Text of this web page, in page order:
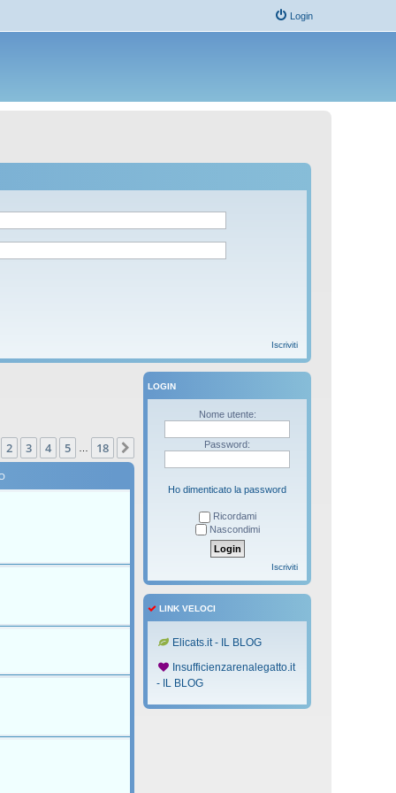
Login
Iscriviti
1 di
2 3 4 5 18 Prossimo
LOGIN
Nome utente:
Password:
Ho dimenticato la password
Ricordami
Nascondimi
Iscriviti
LINK VELOCI
Elicats.it - IL BLOG
Insufficienzarenalegatto.it
- IL BLOG